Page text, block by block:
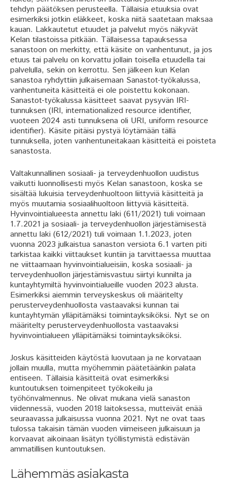
tehdyn päätöksen perusteella. Tällaisia etuuksia ovat
esimerkiksi jotkin eläkkeet, koska niitä saatetaan maksaa
kauan. Lakkautetut etuudet ja palvelut myös näkyvät
Kelan tilastoissa pitkään. Tällaisessa tapauksessa
sanastoon on merkitty, että käsite on vanhentunut, ja jos
etuus tai palvelu on korvattu jollain toisella etuudella tai
palvelulla, sekin on kerrottu. Sen jälkeen kun Kelan
sanastoa ryhdyttiin julkaisemaan Sanastot-työkalussa,
vanhentuneita käsitteitä ei ole poistettu kokonaan.
Sanastot-työkalussa käsitteet saavat pysyvän IRI-
tunnuksen (IRI, internationalized resource identifier,
vuoteen 2024 asti tunnuksena oli URI, uniform resource
identifier). Käsite pitäisi pystyä löytämään tällä
tunnuksella, joten vanhentuneitakaan käsitteitä ei poisteta
sanastosta.
Valtakunnallinen sosiaali- ja terveydenhuollon uudistus
vaikutti luonnollisesti myös Kelan sanastoon, koska se
sisältää lukuisia terveydenhuoltoon liittyviä käsitteitä ja
myös muutamia sosiaalihuoltoon liittyviä käsitteitä.
Hyvinvointialueesta annettu laki (611/2021) tuli voimaan
1.7.2021 ja sosiaali- ja terveydenhuollon järjestämisestä
annettu laki (612/2021) tuli voimaan 1.1.2023, joten
vuonna 2023 julkaistua sanaston versiota 6.1 varten piti
tarkistaa kaikki viittaukset kuntiin ja tarvittaessa muuttaa
ne viittaamaan hyvinvointialueisiin, koska sosiaali- ja
terveydenhuollon järjestämisvastuu siirtyi kunnilta ja
kuntayhtymiltä hyvinvointialueille vuoden 2023 alusta.
Esimerkiksi aiemmin terveyskeskus oli määritelty
perusterveydenhuollosta vastaavaksi kunnan tai
kuntayhtymän ylläpitämäksi toimintayksiköksi. Nyt se on
määritelty perusterveydenhuollosta vastaavaksi
hyvinvointialueen ylläpitämäksi toimintayksiköksi.
Joskus käsitteiden käytöstä luovutaan ja ne korvataan
jollain muulla, mutta myöhemmin päätetäänkin palata
entiseen. Tällaisia käsitteitä ovat esimerkiksi
kuntoutuksen toimenpiteet työkokeilu ja
työhönvalmennus. Ne olivat mukana vielä sanaston
viidennessä, vuoden 2018 laitoksessa, mutteivät enää
seuraavassa julkaisussa vuonna 2021. Nyt ne ovat taas
tulossa takaisin tämän vuoden viimeiseen julkaisuun ja
korvaavat aikoinaan lisätyn työllistymistä edistävän
ammatillisen kuntoutuksen.
Lähemmäs asiakasta